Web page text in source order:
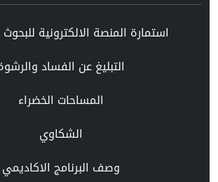
استمارة المنصة الالكترونية
التبليغ عن الفساد
المساحات الخضراء
الشكاوي
وصف البرنامج الاكاديمي